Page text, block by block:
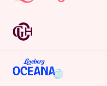
Om Liseberg
Kontakta oss
Jobba hos oss
Möten & event
Lisebergsparken
Biljetter & priser
Årspass
Grand Curiosa Hotel